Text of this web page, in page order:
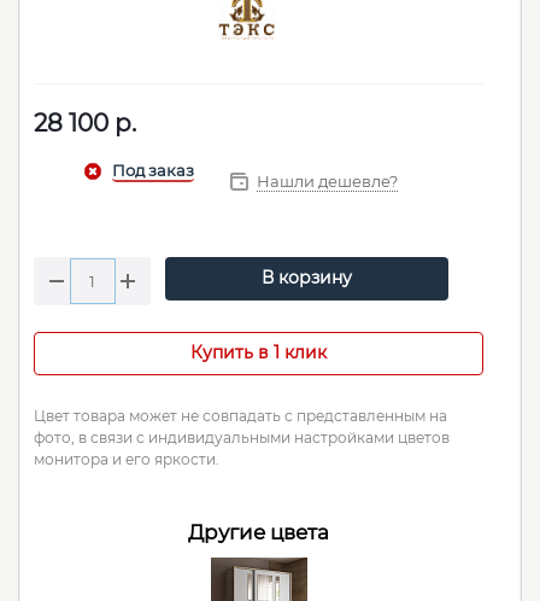
28 100 р.
Нашли дешевле?
В корзину
Купить в 1 клик
Цвет товара может не совпадать с представленным на
фото, в связи с индивидуальными настройками цветов
монитора и его яркости.
Другие цвета